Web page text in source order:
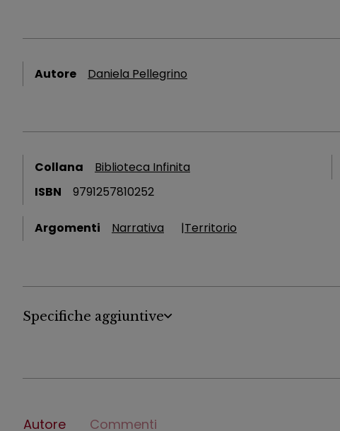
Autore Daniela Pellegrino
Collana Biblioteca Infinita
ISBN
9791257810252
Argomenti Narrativa Territorio
Specifiche aggiuntive
Autore Commenti